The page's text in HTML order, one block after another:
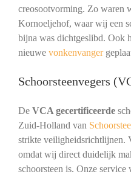
creosootvorming. Zo waren
Kornoeljehof, waar wij een
bijna was dichtgeslibd. Ook
nieuwe vonkenvanger
Schoorsteenvegers
De VCA gecertificeerde
Zuid-Holland van
strikte veiligheidsrichtlijnen.
omdat wij direct duidelijk
schoorsteen is. Onze service